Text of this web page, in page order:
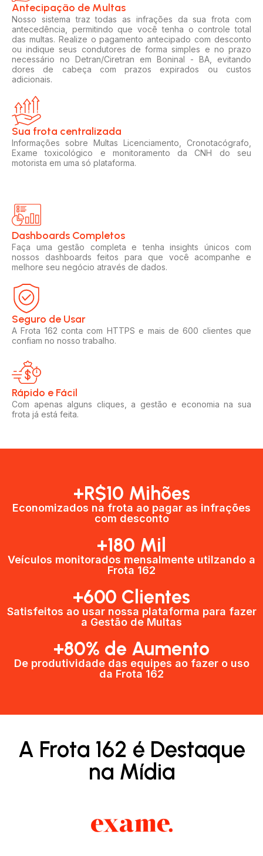
Antecipação de Multas
Nosso sistema traz todas as infrações da sua frota com
antecedência, permitindo que você tenha o controle total
das multas. Realize o pagamento antecipado com desconto
ou indique seus condutores de forma simples e no prazo
necessário no Detran/Ciretran em Boninal - BA, evitando
dores de cabeça com prazos expirados ou custos
adicionais.
Sua frota centralizada​
Informações sobre Multas Licenciamento, Cronotacógrafo,
Exame toxicológico e monitoramento da CNH do seu
motorista em uma só plataforma.
Dashboards Completos​​
Faça uma gestão completa e tenha insights únicos com
nossos dashboards feitos para que você acompanhe e
melhore seu negócio através de dados.
Seguro de Usar​
A Frota 162 conta com HTTPS e mais de 600 clientes que
confiam no nosso trabalho.
Rápido e Fácil​
Com apenas alguns cliques, a gestão e economia na sua
frota já está feita.
+R$10 Mihões
Economizados na frota ao pagar as infrações
com desconto
+180 Mil
Veículos monitorados mensalmente utilzando a
Frota 162
+600 Clientes​
Satisfeitos ao usar nossa plataforma para fazer
a Gestão de Multas​
+80% de Aumento
De produtividade das equipes ao fazer o uso
da Frota 162​
A Frota 162 é Destaque
na Mídia